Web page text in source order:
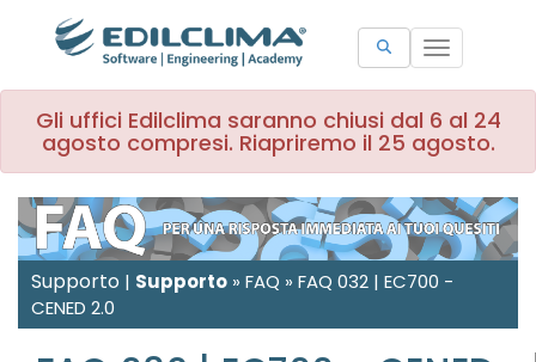
Toggle
navigation
Gli uffici Edilclima saranno chiusi dal 6 al 24
agosto compresi. Riapriremo il 25 agosto.
Supporto | Supporto » FAQ » FAQ 032 | EC700 -
CENED 2.0